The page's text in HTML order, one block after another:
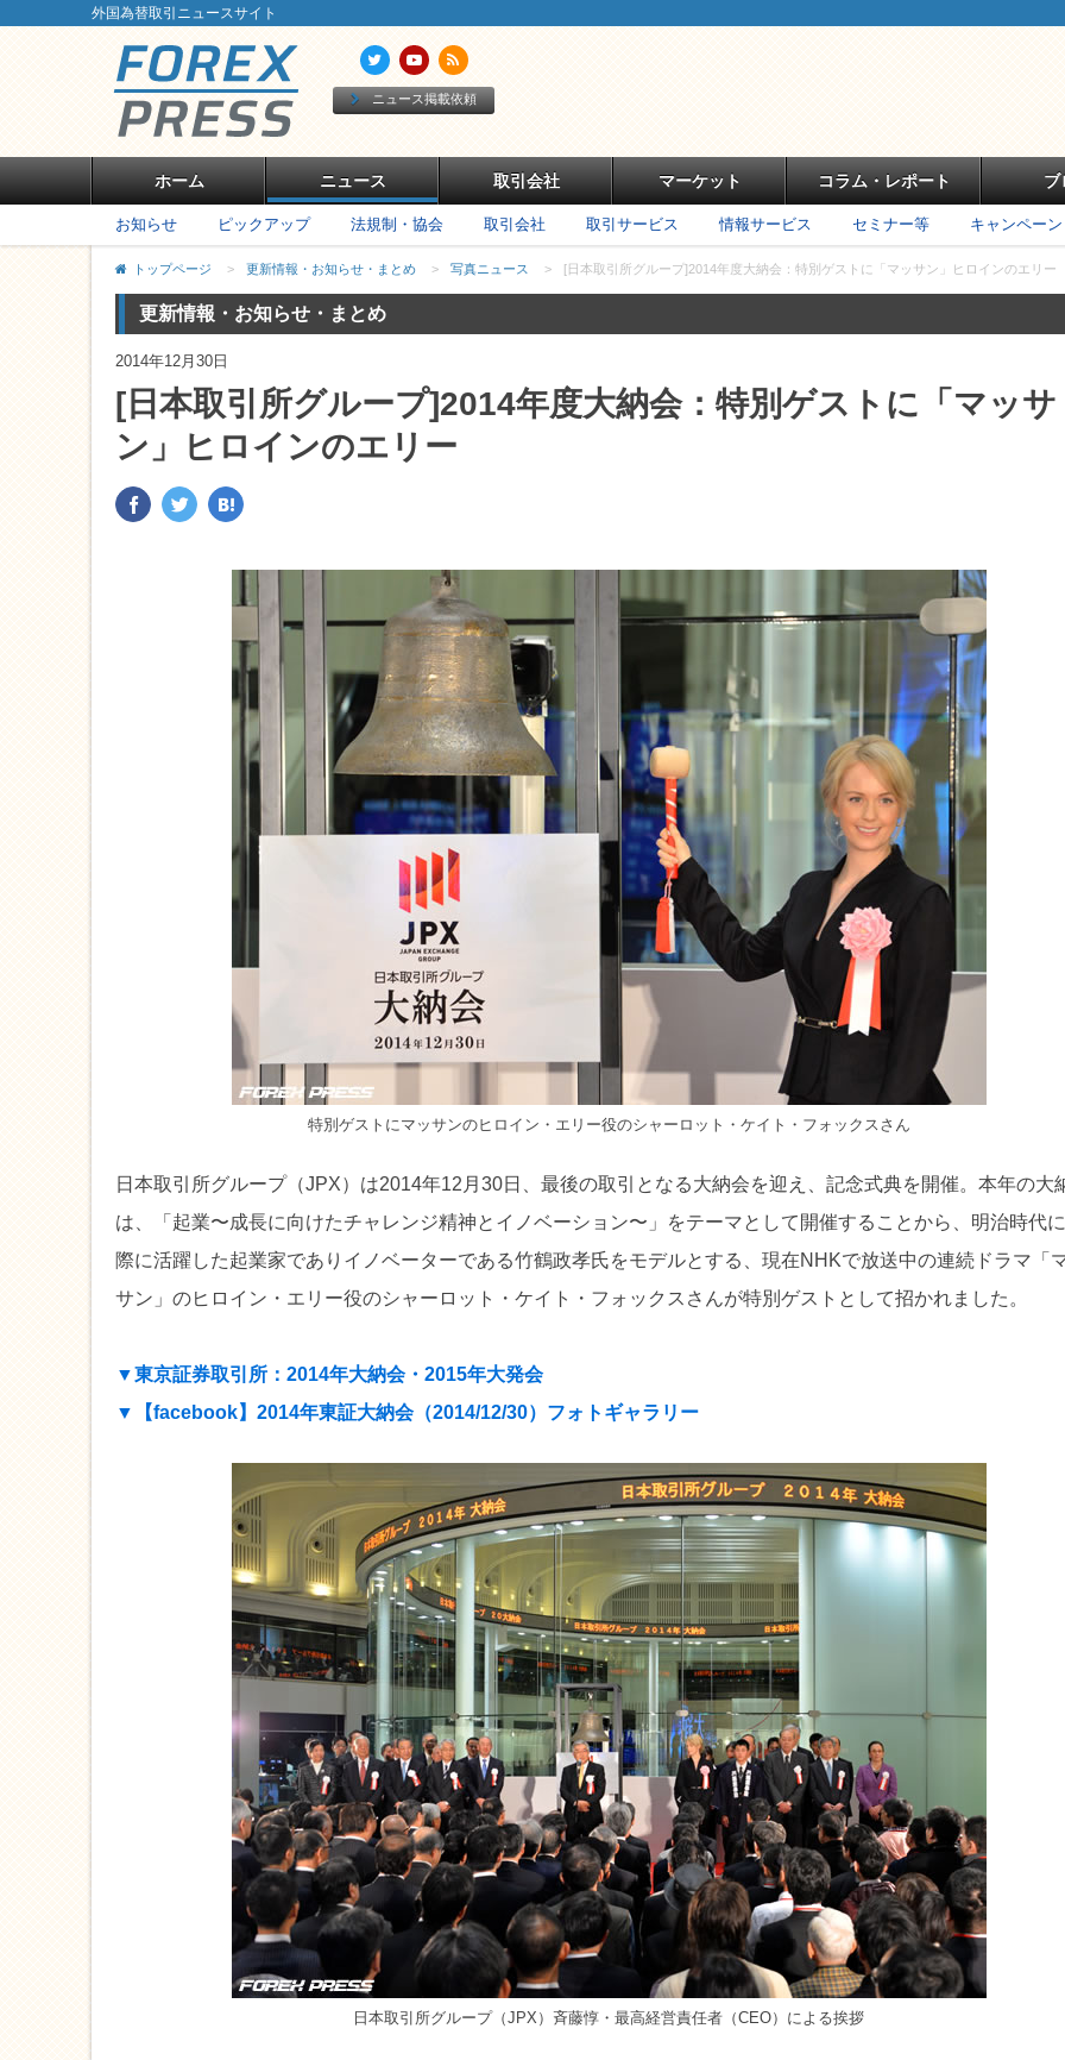
外国為替取引ニュースサイト
ニュース掲載依頼
ホーム ニュース 取引会社 マーケット コラム・レポート ブ
お知らせ ピックアップ 法規制・協会 取引会社 取引サービス 情報サービス セミナー等 キャンペーン
トップページ > 更新情報・お知らせ・まとめ > 写真ニュース > [日本取引所グループ]2014年度大納会：特別ゲストに「マッサン」ヒロインのエリー
更新情報・お知らせ・まとめ
2014年12月30日
[日本取引所グループ]2014年度大納会：特別ゲストに「マッサ
ン」ヒロインのエリー
特別ゲストにマッサンのヒロイン・エリー役のシャーロット・ケイト・フォックスさん
日本取引所グループ（JPX）は2014年12月30日、最後の取引となる大納会を迎え、記念式典を開催。本年の大
は、「起業〜成長に向けたチャレンジ精神とイノベーション〜」をテーマとして開催することから、明治時代
際に活躍した起業家でありイノベーターである竹鶴政孝氏をモデルとする、現在NHKで放送中の連続ドラマ「
サン」のヒロイン・エリー役のシャーロット・ケイト・フォックスさんが特別ゲストとして招かれました。
▼東京証券取引所：2014年大納会・2015年大発会
▼【facebook】2014年東証大納会（2014/12/30）フォトギャラリー
日本取引所グループ（JPX）斉藤惇・最高経営責任者（CEO）による挨拶